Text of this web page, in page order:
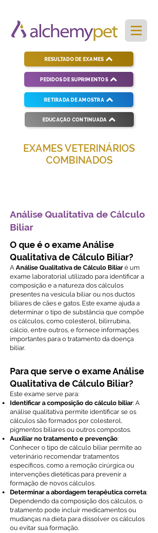
PEDIDOS DE SUPRIMENTOS
RESULTADO DE EXAMES
RETIRADA DE AMOSTRA
EDUCAÇÃO CONTINUADA
EXAMES VETERINÁRIOS
COMBINADOS
Análise Qualitativa de Cálculo
Biliar
O que é o exame Análise
Qualitativa de Cálculo Biliar?
A Análise Qualitativa de Cálculo Biliar é um
exame laboratorial utilizado para identificar a
composição e a natureza dos cálculos
presentes na vesícula biliar ou nos ductos
biliares de cães e gatos. Este exame ajuda a
determinar o tipo de substância que compõe
os cálculos, como colesterol, bilirrubina,
cálcio, entre outros, e fornece informações
importantes para o tratamento da doença
biliar.
Para que serve o exame Análise
Qualitativa de Cálculo Biliar?
Este exame serve para:
Identificar a composição do cálculo biliar: A
análise qualitativa permite identificar se os
cálculos são formados por colesterol,
pigmentos biliares ou outros compostos.
Auxiliar no tratamento e prevenção:
Conhecer o tipo de cálculo biliar permite ao
veterinário recomendar tratamentos
específicos, como a remoção cirúrgica ou
intervenções dietéticas para prevenir a
formação de novos cálculos.
Determinar a abordagem terapêutica correta:
Dependendo da composição dos cálculos, o
tratamento pode incluir medicamentos ou
mudanças na dieta para dissolver os cálculos
ou evitar sua formação.